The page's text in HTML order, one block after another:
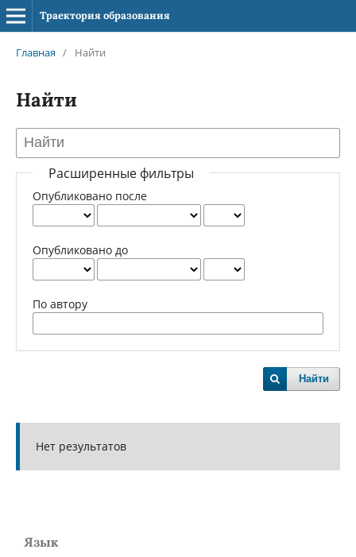
Траектория образования
Главная / Найти
Найти
Расширенные фильтры
Опубликовано после
Опубликовано до
По автору
Найти
Нет результатов
Язык